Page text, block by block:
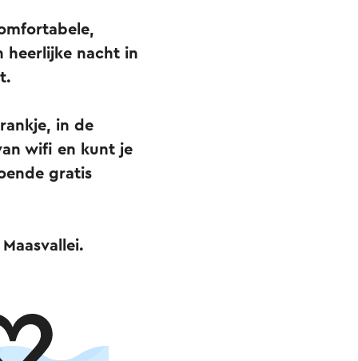
heerlijke nacht in
in de
wifi en kunt je
gratis